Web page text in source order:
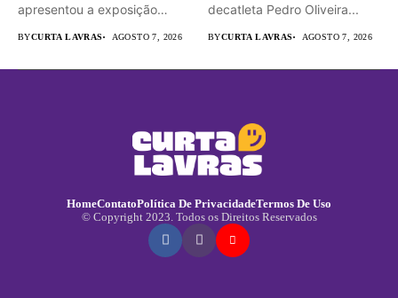
apresentou a exposição
BYCURTA LAVRAS AGOSTO 7, 2026
decatleta Pedro Oliveira...
BYCURTA LAVRAS AGOSTO 7, 2026
HomeContatoPolítica De PrivacidadeTermos De Uso
© Copyright 2023. Todos os Direitos Reservados